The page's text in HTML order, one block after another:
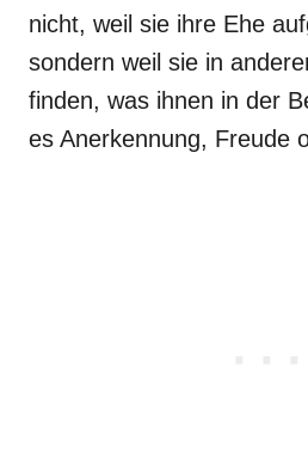
nicht, weil sie ihre Ehe
sondern weil sie in
finden, was ihnen in der
es Anerkennung, Freude